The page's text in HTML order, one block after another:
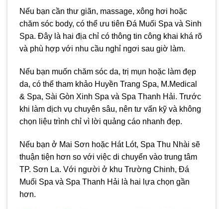
Nếu bạn cần thư giãn, massage, xông hơi hoặc
chăm sóc body, có thể ưu tiên Đá Muối Spa và Sinh
Spa. Đây là hai địa chỉ có thông tin công khai khá rõ
và phù hợp với nhu cầu nghỉ ngơi sau giờ làm.
Nếu bạn muốn chăm sóc da, trị mụn hoặc làm đẹp
da, có thể tham khảo Huyền Trang Spa, M.Medical
& Spa, Sài Gòn Xinh Spa và Spa Thanh Hải. Trước
khi làm dịch vụ chuyên sâu, nên tư vấn kỹ và không
chọn liệu trình chỉ vì lời quảng cáo nhanh đẹp.
Nếu bạn ở Mai Sơn hoặc Hát Lót, Spa Thu Nhài sẽ
thuận tiện hơn so với việc di chuyển vào trung tâm
TP. Sơn La. Với người ở khu Trường Chinh, Đá
Muối Spa và Spa Thanh Hải là hai lựa chọn gần
hơn.